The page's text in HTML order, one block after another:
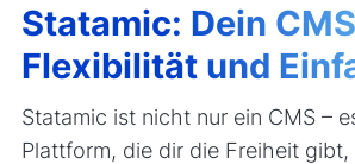
Statamic: Dein
Flexibilität und
Statamic ist nicht nur ein CMS –
Plattform, die dir die Freiheit